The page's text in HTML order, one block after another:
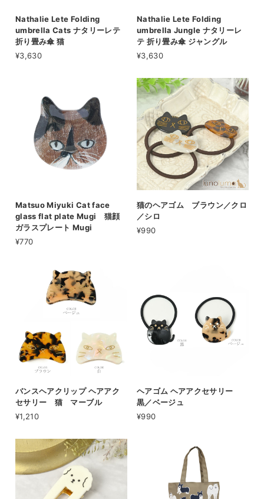
Nathalie Lete Folding
umbrella Cats ナタリーレテ
折り畳み傘 猫
¥3,630
Nathalie Lete Folding
umbrella Jungle ナタリーレ
テ 折り畳み傘 ジャングル
¥3,630
Matsuo Miyuki Cat face
glass flat plate Mugi 猫顔
ガラスプレート Mugi
¥770
猫のヘアゴム ブラウン／クロ
／シロ
¥990
バンスヘアクリップ ヘアアク
セサリー 猫 マーブル
¥1,210
ヘアゴム ヘアアクセサリー
黒／ベージュ
¥990